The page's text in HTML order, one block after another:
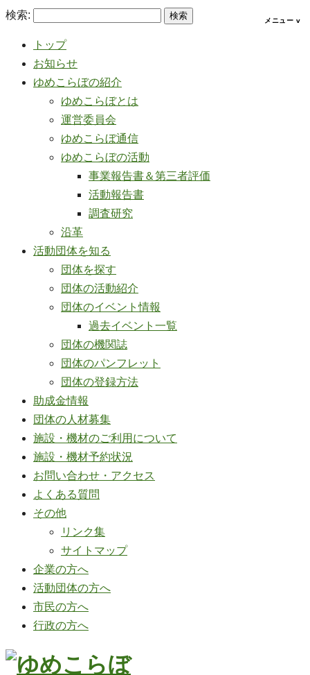
検索:
トップ
お知らせ
ゆめこらぼの紹介
ゆめこらぼとは
運営委員会
ゆめこらぼ通信
ゆめこらぼの活動
事業報告書＆第三者評価
活動報告書
調査研究
沿革
活動団体を知る
団体を探す
団体の活動紹介
団体のイベント情報
過去イベント一覧
団体の機関誌
団体のパンフレット
団体の登録方法
助成金情報
団体の人材募集
施設・機材のご利用について
施設・機材予約状況
お問い合わせ・アクセス
よくある質問
その他
リンク集
サイトマップ
企業の方へ
活動団体の方へ
市民の方へ
行政の方へ